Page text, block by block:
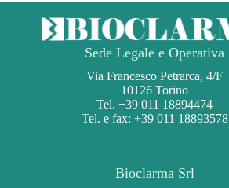
Sede Legale e Operativa
Via Francesco Petrarca, 4/F
10126 Torino
Tel. +39 011 18894474
Tel. e fax: +39 011 18893578
Bioclarma Srl